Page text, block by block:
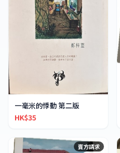
一毫米的悸動 第二版
HK$35
賣方請求